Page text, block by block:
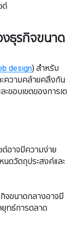
ต์
งธุรกิจขนาด
design) สำหรับ
ะความคล้ายคลึงกัน
ะขอบเขตของการเต
ต์อาจมีความง่าย
นดวัตถุประสงค์และ
จขนาดกลางอาจมี
ยุทธ์การตลาด